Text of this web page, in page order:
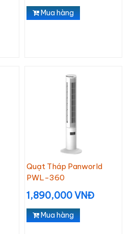
Mua hàng
Quạt Tháp Panworld
PWL-360
1,890,000 VNĐ
Mua hàng